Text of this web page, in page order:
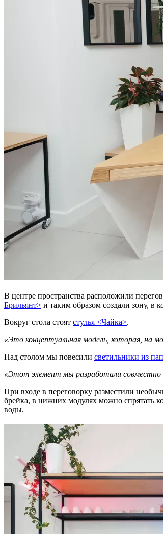
В центре пространства расположили
Брильянт> и таким образом создали зону, в
Вокруг стола стоят стулья <Чайка>.
«Это концептуальная модель, которая, на
Над столом мы повесили светильники из
«Этот элемент мы разработали
При входе в переговорку разместили
брейка, в нижних модулях можно спрятать
воды.